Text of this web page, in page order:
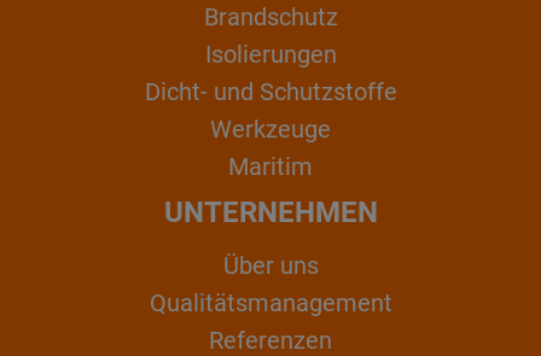
Brandschutz
Isolierungen
Dicht- und Schutzstoffe
Werkzeuge
Maritim
UNTERNEHMEN
Über uns
Qualitätsmanagement
Referenzen